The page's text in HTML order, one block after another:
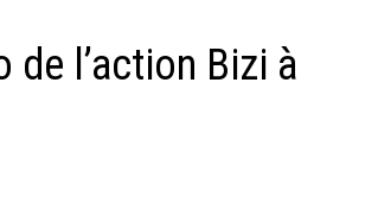
de l’action Bizi à